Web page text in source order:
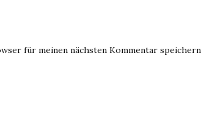
für meinen nächsten Kommentar